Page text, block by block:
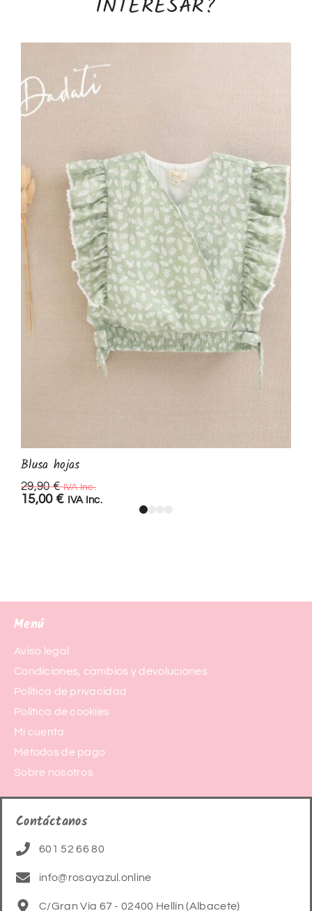
INTERESAR?
Blusa hojas
29,90€ IVA Inc.
15,00 € IVA Inc.
Menú
Aviso legal
Condiciones, cambios y devoluciones
Política de privacidad
Política de cookies
Mi cuenta
Métodos de pago
Sobre nosotros
Contáctanos
601 52 66 80
info@rosayazul.online
C/Gran Vía 67 - 02400 Hellín (Albacete)